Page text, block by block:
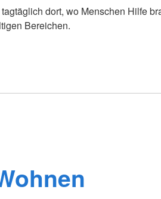
dort, wo Menschen Hilfe
Bereichen.